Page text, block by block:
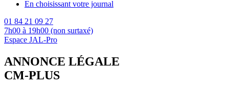
En choisissant votre journal
01 84 21 09 27
7h00 à 19h00 (non surtaxé)
Espace JAL-Pro
ANNONCE LÉGALE
CM-PLUS